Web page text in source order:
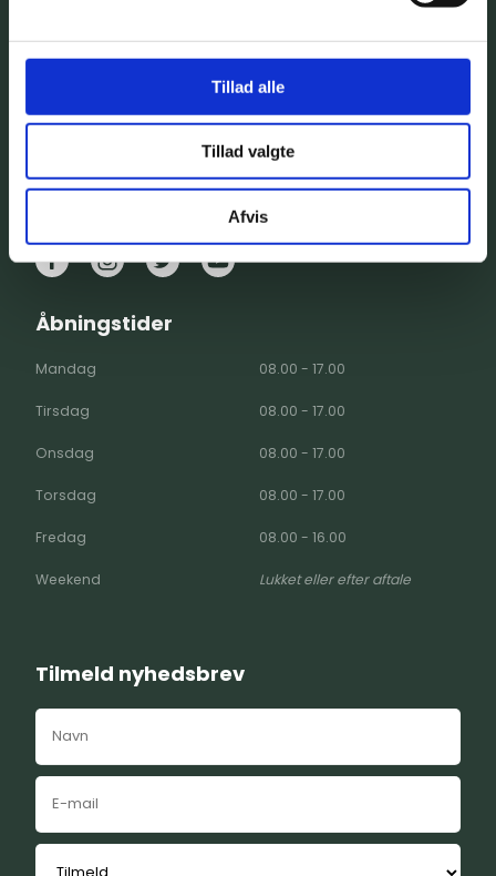
Tillad alle
Tillad valgte
Afvis
Dyreklinikken Viby Sjælland ApS
Torvet 8, 4130 Viby Sjælland
Klik her for rutevejledning
klinik@dyreklinikken-vibysj.dk
Åbningstider
Mandag
Tirsdag
Onsdag
Torsdag
Fredag
Weekend
08.00 - 17.00
08.00 - 17.00
08.00 - 17.00
08.00 - 17.00
08.00 - 16.00
Lukket eller efter aftale
Tilmeld nyhedsbrev